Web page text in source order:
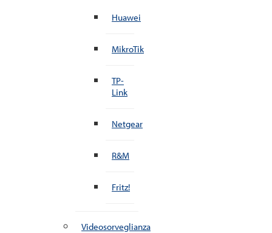
Huawei
MikroTik
TP-
Link
Netgear
R&M
Fritz!
Videosorveglianza